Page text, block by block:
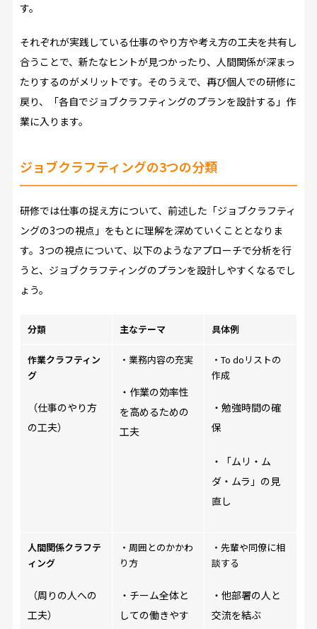
す。
それぞれが実践している仕事のやり方や考え方の工夫を共有し
合うことで、新たなヒントが見つかったり、人間関係が深まっ
たりするのがメリットです。そのうえで、再び個人での研修に
戻り、「各自でジョブクラフティングのプランを設計する」作
業に入ります。
ジョブクラフティングの3つの分類
研修では仕事の捉え方について、前述した「ジョブクラフティ
ングの3つの視点」をもとに理解を深めていくこととなりま
す。3つの視点について、以下のようなアプローチで分析を行
うと、ジョブクラフティングのプランを設計しやすくなるでし
ょう。
分類 主なテーマ 具体例
作業クラフティン
グ
（仕事のやり方
の工夫）
・業務内容の充実
・作業の効率性
を高めるための
工夫
・To doリストの
作成
・勉強時間の確
保
・「ムリ・ム
ダ・ムラ」の見
直し
人間関係クラフテ
ィング
（周りの人への
工夫）
・周囲とのかかわ
り方
・チーム全体と
しての働きやす
・先輩や同僚に相
談する
・他部署の人と
交流を結ぶ